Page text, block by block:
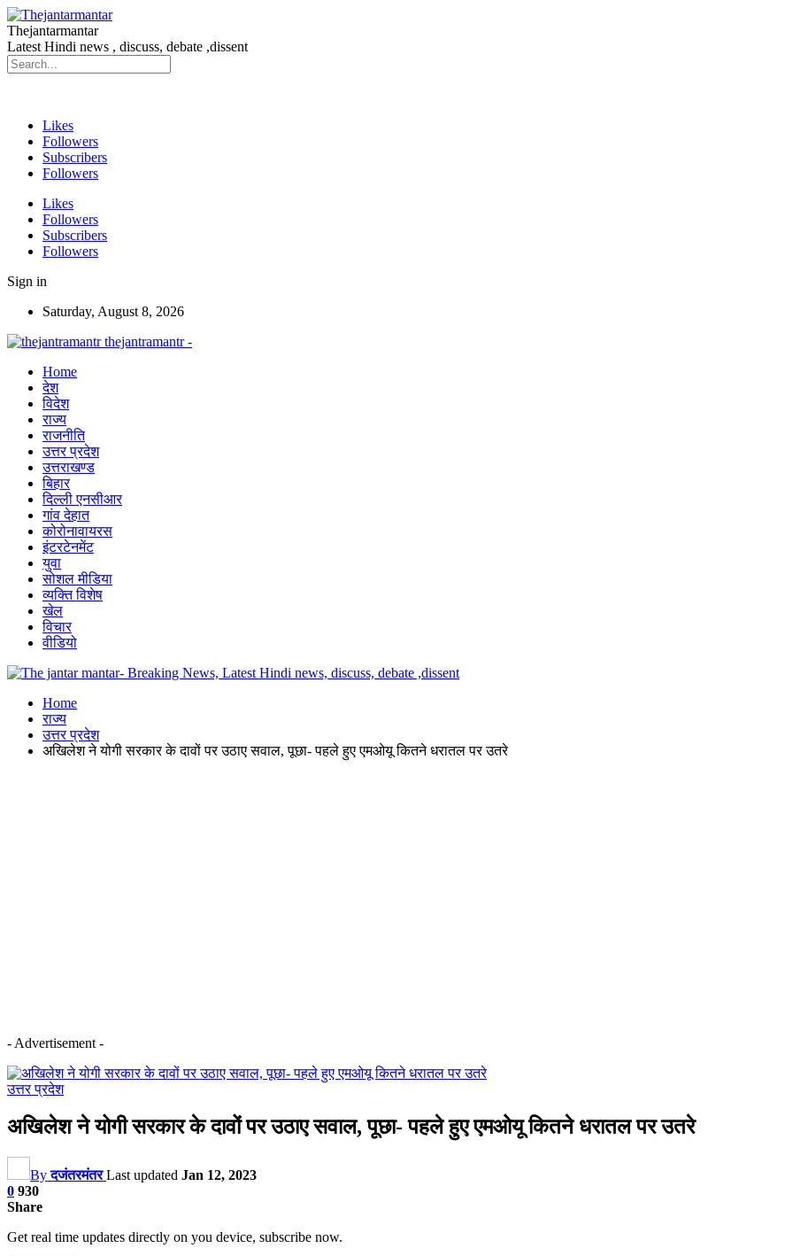
Thejantarmantar
Latest Hindi news , discuss, debate ,dissent
Likes
Followers
Subscribers
Followers
Likes
Followers
Subscribers
Followers
Sign in
Saturday, August 8, 2026
thejantramantr -
Home
देश
विदेश
राज्य
राजनीति
उत्तर प्रदेश
उत्तराखण्ड
बिहार
दिल्ली एनसीआर
गांव देहात
कोरोनावायरस
इंटरटेनमेंट
युवा
सोशल मीडिया
व्यक्ति विशेष
खेल
विचार
वीडियो
Home
राज्य
उत्तर प्रदेश
अखिलेश ने योगी सरकार के दावों पर उठाए सवाल, पूछा- पहले हुए एमओयू कितने धरातल पर उतरे
- Advertisement -
उत्तर प्रदेश
अखिलेश ने योगी सरकार के दावों पर उठाए सवाल, पूछा- पहले हुए एमओयू कितने धरातल पर उतरे
Byदजंतरमंतर Last updated Jan 12, 2023
0 930
Share
Get real time updates directly on you device, subscribe now.